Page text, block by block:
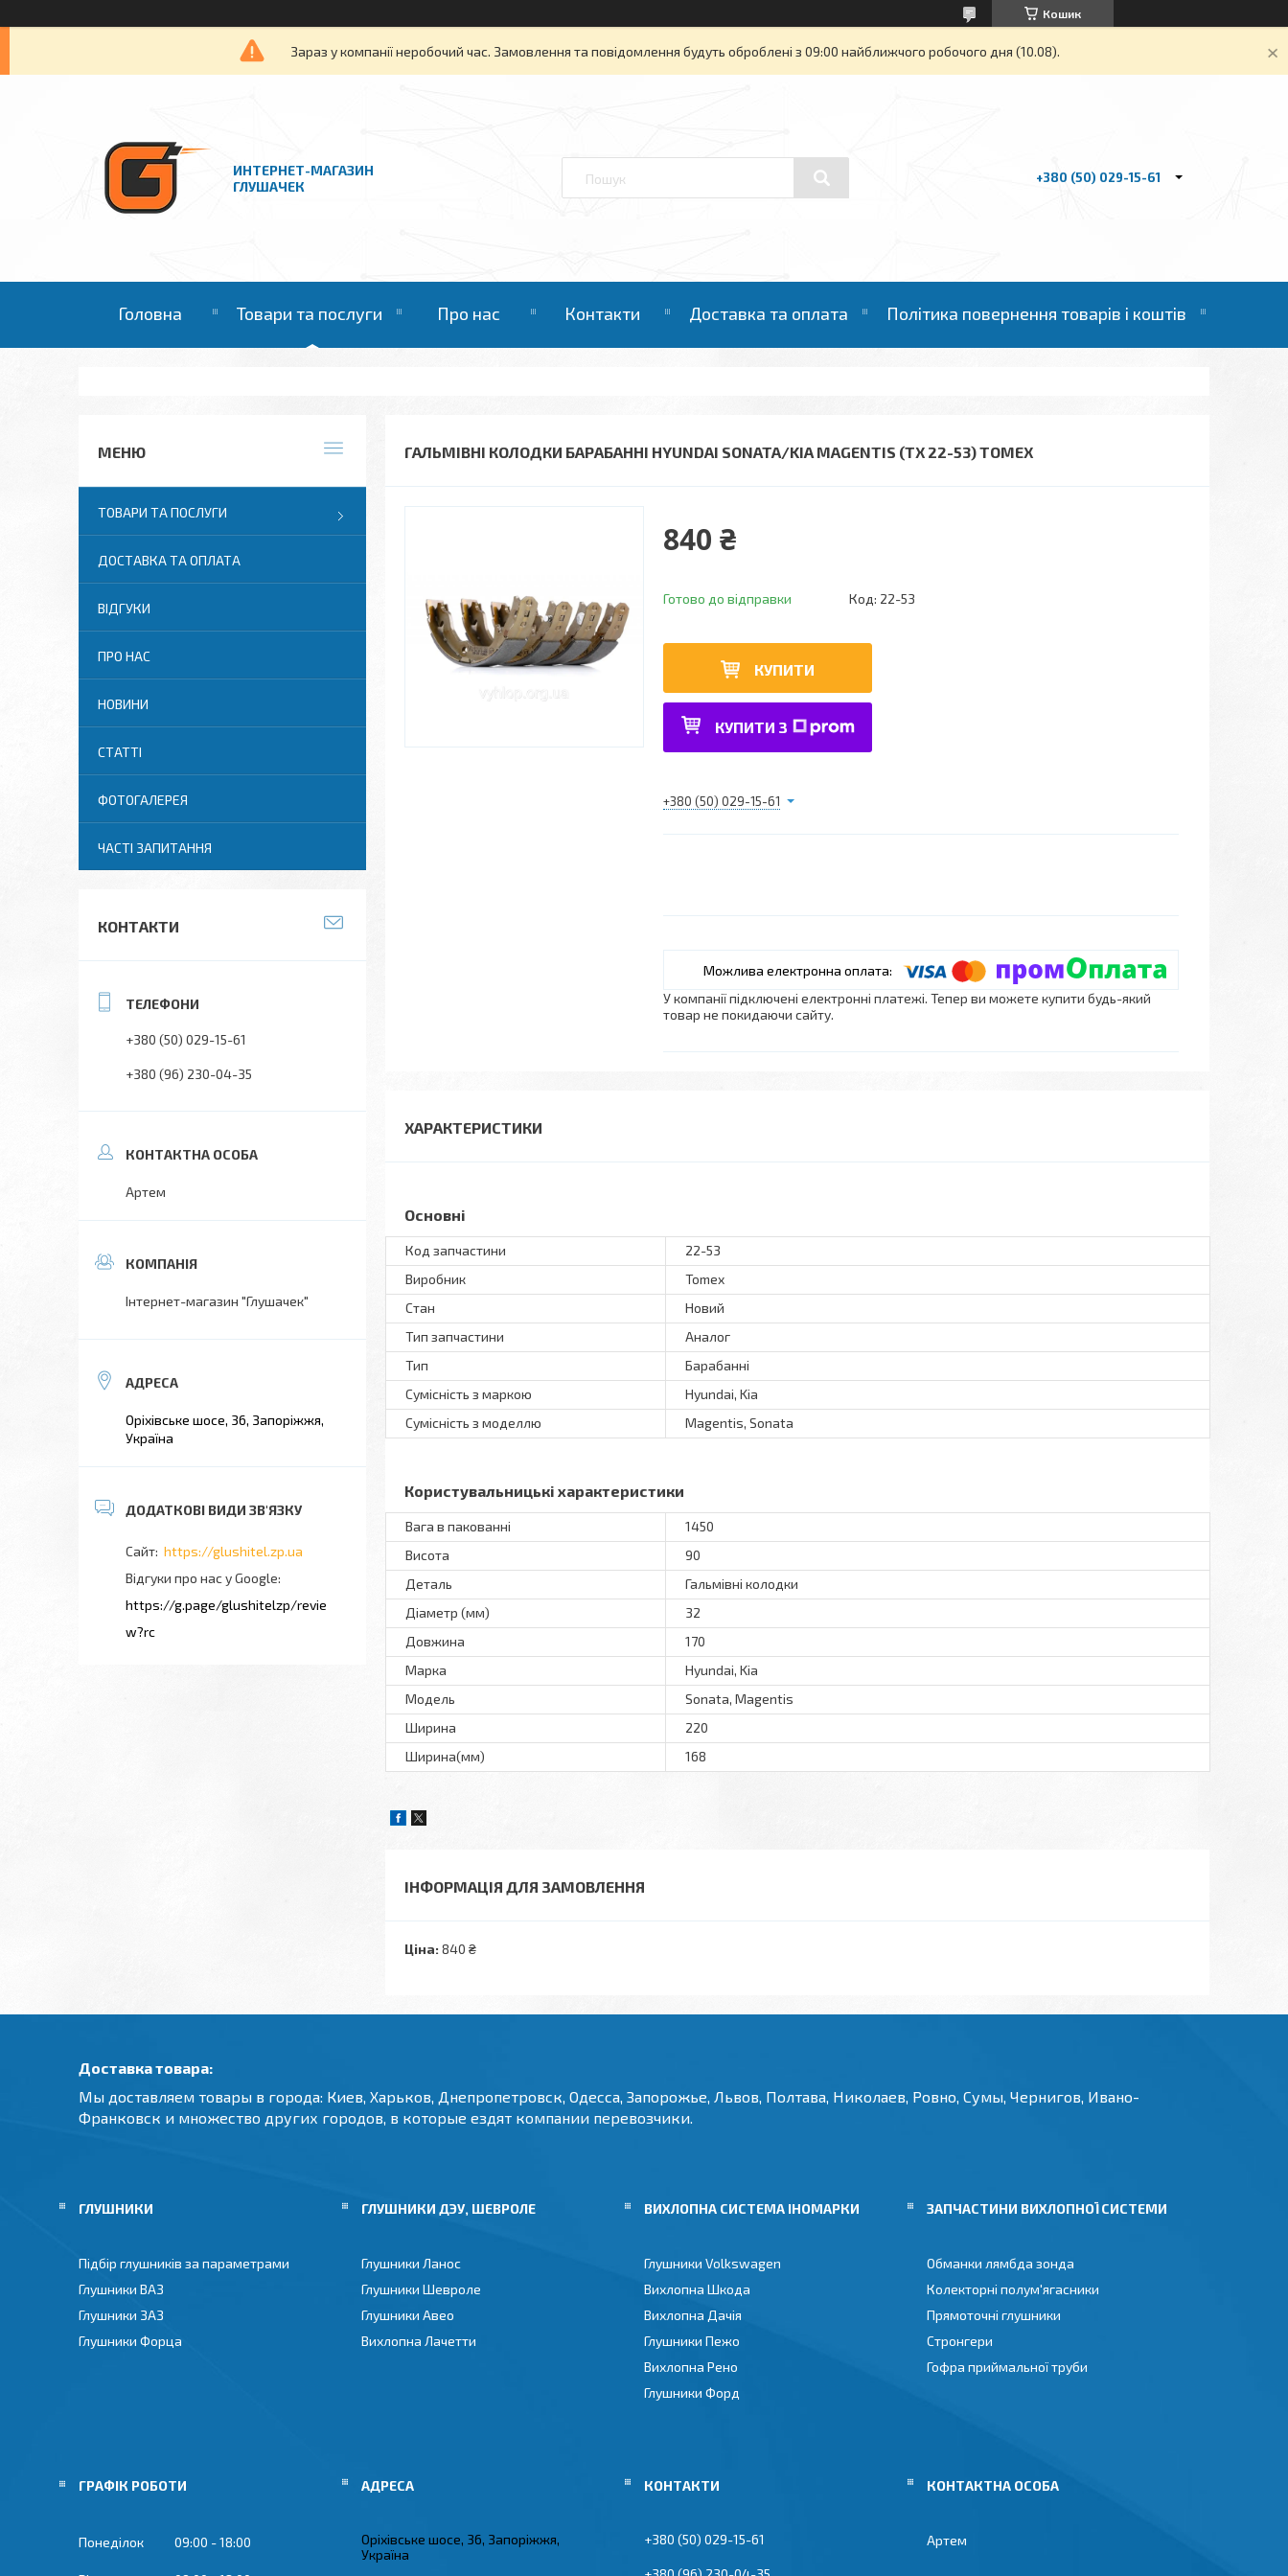
Кошик
Зараз у компанії неробочий час. Замовлення та повідомлення будуть оброблені з 09:00 найближчого робочого дня (10.08).
ИНТЕРНЕТ-МАГАЗИН
ГЛУШАЧЕК
+380 (50) 029-15-61
Головна Товари та послуги Про нас Контакти Доставка та оплата Політика повернення товарів і коштів
ГАЛЬМІВНІ КОЛОДКИ БАРАБАННІ HYUNDAI SONATA/KIA MAGENTIS (TX 22-53) TOMEX
840 ₴
Готово до відправки Код: 22-53
КУПИТИ
КУПИТИ З
+380 (50) 029-15-61
У компанії підключені електронні платежі. Тепер ви можете купити будь-який
товар не покидаючи сайту.
ХАРАКТЕРИСТИКИ
Основні
Код запчастини
22-53
Виробник
Tomex
Стан
Новий
Тип запчастини
Аналог
Тип
Барабанні
Сумісність з маркою
Hyundai, Kia
Сумісність з моделлю
Magentis, Sonata
Користувальницькі характеристики
Вага в пакованні
1450
Висота
90
Деталь
Гальмівні колодки
Діаметр (мм)
32
Довжина
170
Марка
Hyundai, Kia
Мoдель
Sonata, Magentis
Ширина
220
Ширина(мм)
168
ІНФОРМАЦІЯ ДЛЯ ЗАМОВЛЕННЯ
Ціна: 840 ₴
ТОВАРИ ТА ПОСЛУГИ
ДОСТАВКА ТА ОПЛАТА
ВІДГУКИ
ПРО НАС
НОВИНИ
СТАТТІ
ФОТОГАЛЕРЕЯ
ЧАСТІ ЗАПИТАННЯ
КОНТАКТИ
+380 (50) 029-15-61
+380 (96) 230-04-35
Артем
Інтернет-магазин "Глушачек"
Оріхівське шосе, 36, Запоріжжя,
Україна
https://glushitel.zp.ua
Відгуки про нас у Google
https://g.page/glushitelzp/revie
w?rc
Доставка товара:
Мы доставляем товары в города: Киев, Харьков, Днепропетровск, Одесса, Запорожье, Львов, Полтава, Николаев, Ровно, Сумы, Чернигов, Ивано-
Франковск и множество других городов, в которые ездят компании перевозчики.
ГЛУШНИКИ
Підбір глушників за параметрами
Глушники ВАЗ
Глушники ЗАЗ
Глушники Форца
ГЛУШНИКИ ДЭУ, ШЕВРОЛЕ
Глушники Ланос
Глушники Шевроле
Глушники Авео
Вихлопна Лачетти
ВИХЛОПНА СИСТЕМА ІНОМАРКИ
Глушники Volkswagen
Вихлопна Шкода
Вихлопна Дачія
Глушники Пежо
Вихлопна Рено
Глушники Форд
ЗАПЧАСТИНИ ВИХЛОПНОЇ СИСТЕМИ
Обманки лямбда зонда
Колекторні полум'ягасники
Прямоточні глушники
Стронгери
Гофра приймальної труби
ГРАФІК РОБОТИ
Понеділок 09:00 18:00
Оріхівське шосе, 36, Запоріжжя,
Україна
+380 (50) 029-15-61 Артем